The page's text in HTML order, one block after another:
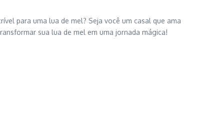
para uma lua de mel? Seja você um casal que ama
sua lua de mel em uma jornada mágica!